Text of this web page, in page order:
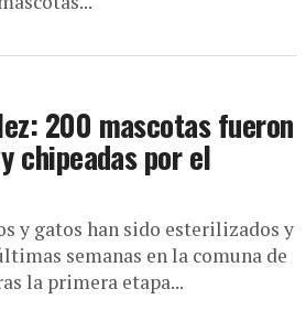
200 mascotas fueron
chipeadas por el
y gatos han sido esterilizados y
semanas en la comuna de
la primera etapa...